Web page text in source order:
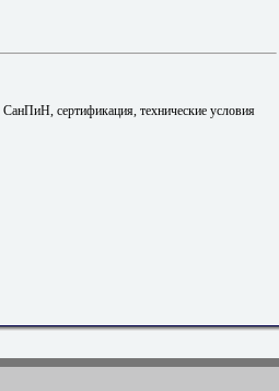
сертификация, технические условия